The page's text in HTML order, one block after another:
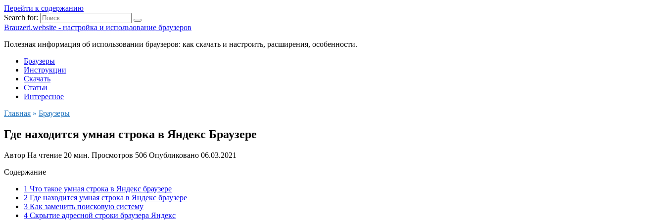
Перейти к содержанию
Search for:
Brauzeri.website - настройка и использование браузеров
Полезная информация об использовании браузеров: как скачать и настроить, расширения, особенности.
Браузеры
Инструкции
Скачать
Статьи
Интересное
Главная » Браузеры
Где находится умная строка в Яндекс Браузере
Автор На чтение 20 мин. Просмотров 506 Опубликовано 06.03.2021
Содержание
1 Что такое умная строка в Яндекс браузере
2 Где находится умная строка в Яндекс браузере
3 Как заменить поисковую систему
4 Скрытие адресной строки браузера Яндекс